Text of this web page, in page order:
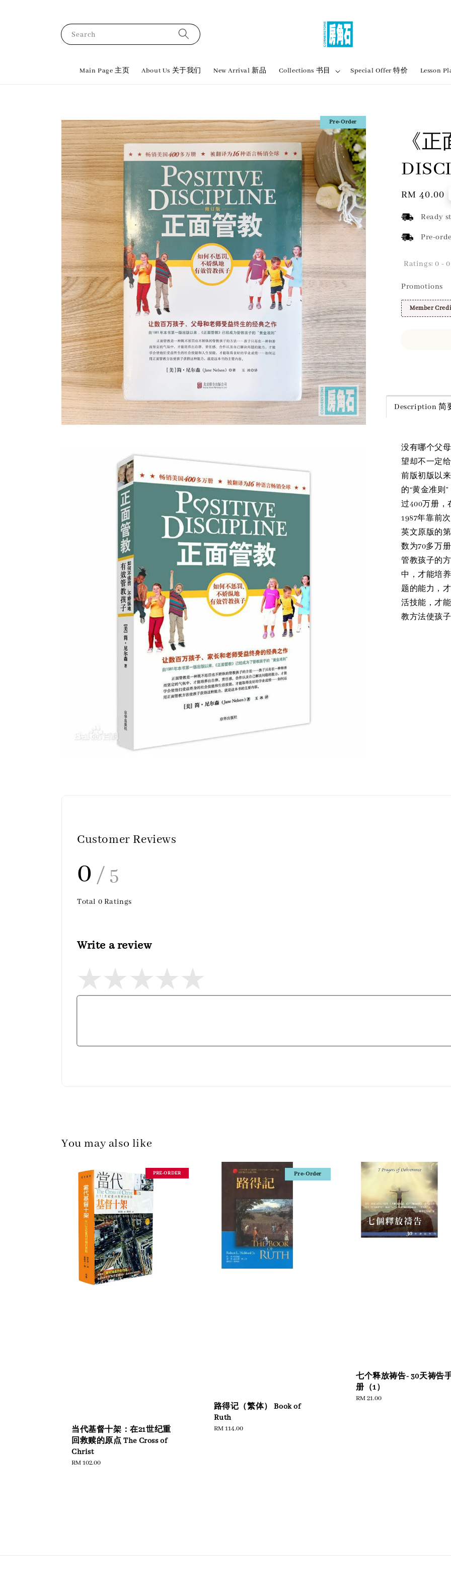
Search
Main Page 主页 About Us 关于我们 New Arrival 新品 Collections 书目 Special Offer 特价 Lesson
Pre-Order
《
Regular
price
RM 40.00
Ready
Pre-
Ratings:0 - 0
Promotions
Member
Description 简
没有哪个父
望却不一定
前版初版以
的“黄金准则
过400万册，
1987年靠前
英文原版的
数为70多万
管教孩子的
中，才能培
题的能力，
活技能，才
教方法使孩
Customer Reviews
0 / 5
Total 0 Ratings
Write a review
You may also like
PRE-ORDER
当代基督十架：在21世纪重
回救赎的原点 The Cross of
Christ
Regular
RM 102.00
Pre-Order
路得记（繁体） Book of
Ruth
Regular
RM 114.00
七个释放祷告- 30天祷告
册（1）
Regular
RM 21.00